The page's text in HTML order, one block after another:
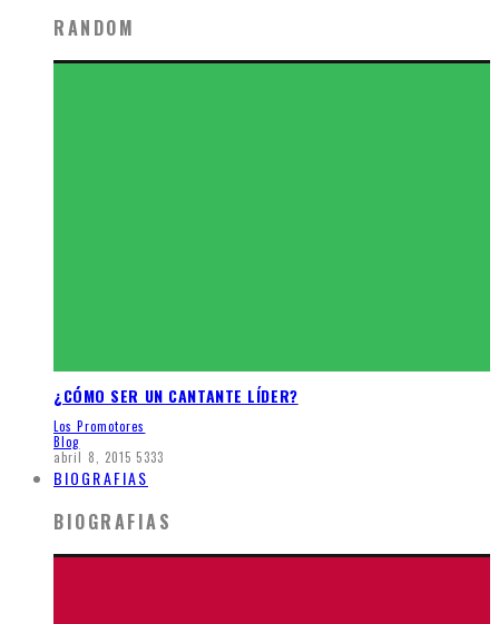
RANDOM
¿CÓMO SER UN CANTANTE LÍDER?
Los Promotores
Blog
abril 8, 2015 5333
BIOGRAFIAS
BIOGRAFIAS